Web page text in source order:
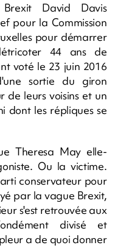
David Davis
pour la Commission
pour démarrer
44 ans de
voté le 23 juin 2016
sortie du giron
de leurs voisins et un
dont les répliques se
Theresa May elle-
Ou la victime.
conservateur pour
par la vague Brexit,
s'est retrouvée aux
divisé et
a de quoi donner